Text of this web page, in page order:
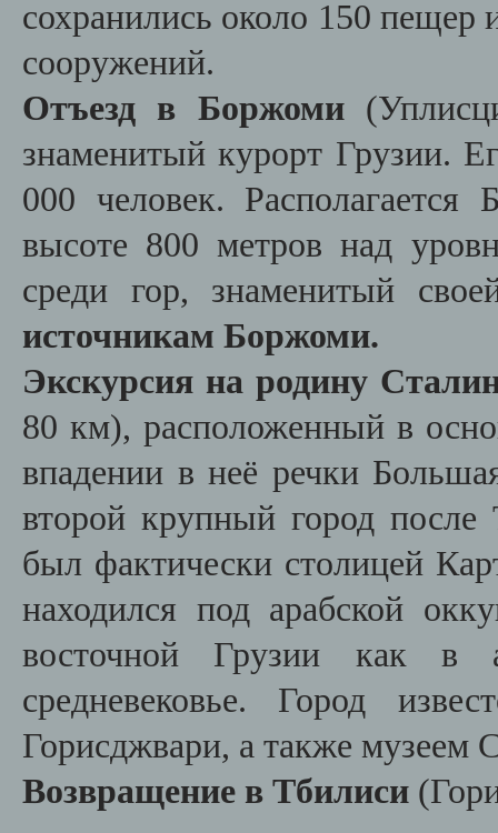
сохранились около 150 пещер
сооружений.
Отъезд в Боржоми
знаменитый курорт Грузии.
000 человек.
высоте 800 метров над
среди гор, знаменитый
источникам Боржоми.
Экскурсия на родину
80 км), расположенный в
впадении в неё речки
второй крупный город
был фактически столицей
находился под арабской
восточной Грузии как в
средневековье. Город
Горисджвари, а также музеем
Возвращение в Тбилиси